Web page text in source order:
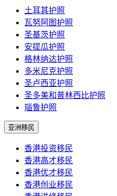
土耳其护照
瓦努阿图护照
圣基茨护照
安提瓜护照
格林纳达护照
多米尼克护照
圣卢西亚护照
圣多美和普林西比护照
瑙鲁护照
亚洲移民
香港投资移民
香港高才移民
香港优才移民
香港创业移民